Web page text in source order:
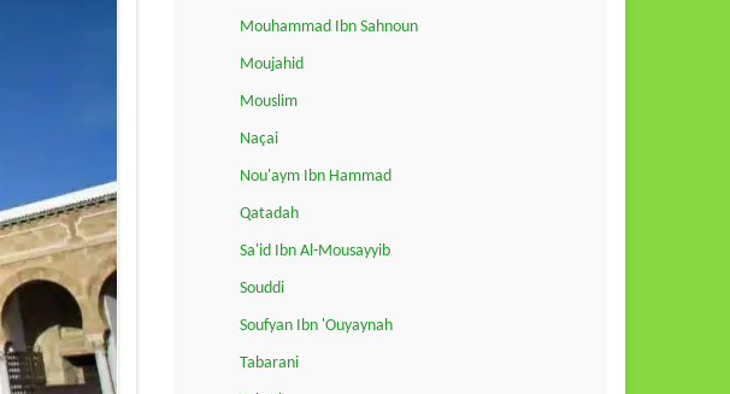
Mouhammad Ibn Sahnoun
Moujahid
Mouslim
Naçai
Nou'aym Ibn Hammad
Qatadah
Sa'id Ibn Al-Mousayyib
Souddi
Soufyan Ibn 'Ouyaynah
Tabarani